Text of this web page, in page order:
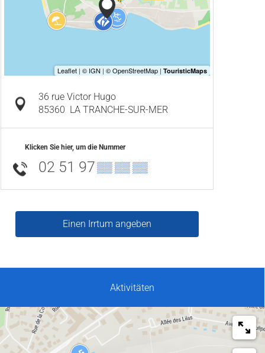
36 rue Victor Hugo
85360 LA TRANCHE-SUR-MER
Klicken Sie hier, um die Nummer
02 51 97▒▒ ▒▒ ▒▒
Einen Irrtum angeben
Aktivitäten